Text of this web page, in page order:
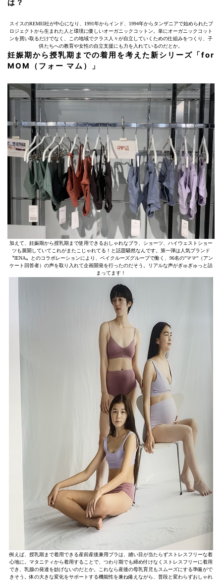
は？
スイスのREMEI社が中心になり、1991年からインド、1994年からタンザニアで始められたプ
ロジェクトから生まれた人と環境に優しいオーガニックコットン。単にオーガニックコット
ンを買い取るだけでなく、この地域でクラス人々が自立していくための仕組みをつくり、子
供たちへの教育や女性の自立支援にも力を入れているのだとか。
妊娠期から授乳期までの着用を考えた新シリーズ「for
MOM
（フォー マム）」
加えて、妊娠期から授乳期まで使用できるおしゃれなブラ、ショーツ、ハイウェストショー
ツも展開していてこれがまたこじゃれてる！と話題騒然なんです。第一弾は人気ブランド
〝IENA〟とのコラボレーションにより、ベイクルーズグループで働く、96名の”ママ”（アン
ケート回答者）の声を取り入れて企画開発を行ったのだそう。リアルな声がぎゅぎゅっと詰
まってます！
例えば、授乳期まで着用できる産前産後兼用ブラは、縫い目が当たらずストレスフリーな着
心地に。マタニティから着用することで、つわり期でも締め付けなくストレスフリーに着用
でき、乳腺の発達を妨げないのだとか。これなら産後の母乳育児もスムーズにする準備がで
きそう。体の大きな変化をサポートする機能性を兼ね備えながら、普段と変わらずおしゃれ